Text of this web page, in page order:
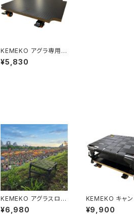
KEMEKO アグラ専用メ
カニックドーリー単品 B
LACK
¥5,830
KEMEKO アグラスロー
プ（斜面）対応チェア キ
ャンピングシートAGUR
¥6,980
KEMEKO キャ
シートAGURA
クドーリーセッ
¥9,900